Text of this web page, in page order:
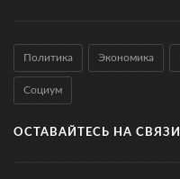
Политика Экономика
Социум
ОСТАВАЙТЕСЬ НА СВЯЗИ